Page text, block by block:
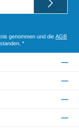
genommen und dieAGB
*